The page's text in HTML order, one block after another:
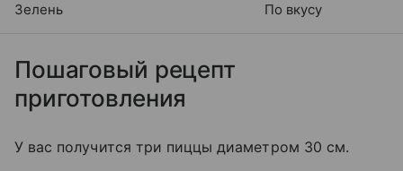
Зелень По вкусу
Пошаговый рецепт
приготовления
У вас получится три пиццы диаметром 30 см.